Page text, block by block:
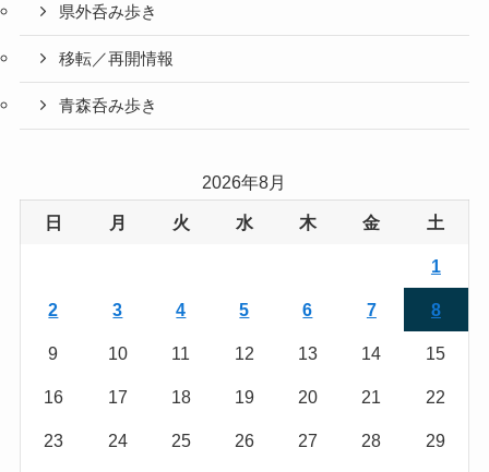
県外呑み歩き
移転／再開情報
青森呑み歩き
2026年8月
日 月 火 水 木 金 土
1
2 3 4 5 6 7 8
9 10 11 12 13 14 15
16 17 18 19 20 21 22
23 24 25 26 27 28 29